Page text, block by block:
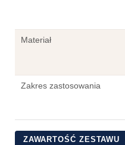
Materiał
Zakres zastosowania
ZAWARTOŚĆ ZESTAWU